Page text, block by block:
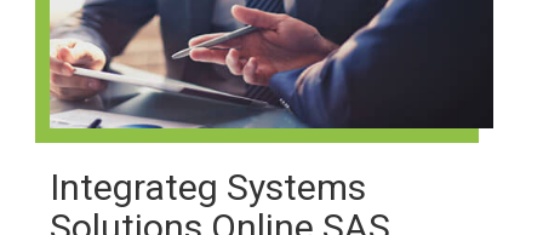
Integrateg Systems